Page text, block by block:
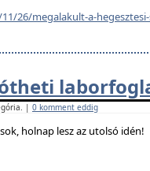
26/megalakult-a-
| 0 komment eddig
holnap lesz az utolsó idén!